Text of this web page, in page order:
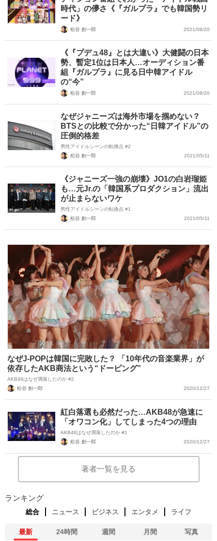
時代」の儚さ《『ガルプラ』でも韓国勢リ
ード》
松谷 創一郎 2021/08/20
《『プデュ48』とは大違い》大健闘の日本
勢、暫定1位は日本人…オーディション番
組『ガルプラ』に見る日中韓アイドル
の“今”
松谷 創一郎 2021/08/20
なぜジャニーズは海外市場を掴めない？
BTSとの比較で分かった“日韓アイドル”の
圧倒的格差
男性アイドルシーンの転換点 #2
松谷 創一郎
2021/05/11
《ジャニーズ一強の崩壊》JO1の白岩瑠姫
も…元Jr.の「韓国系プロダクション」流出
が止まらないワケ
男性アイドルシーンの転換点 #1
松谷 創一郎
2021/05/11
なぜJ-POPは韓国に完敗した？ 「10年代の音楽業界」が
依存したAKB商法という“ドーピング”
AKB48はなぜ凋落したのか #2
松谷 創一郎
2020/12/27
紅白落選も必然だった…AKB48が急速に
「オワコン化」してしまった4つの理由
AKB48はなぜ凋落したのか #1
松谷 創一郎
2020/12/27
著者一覧を見る
ランキング
総合 ニュース ビジネス エンタメ ライフ
最新 24時間 週間 月間 写真